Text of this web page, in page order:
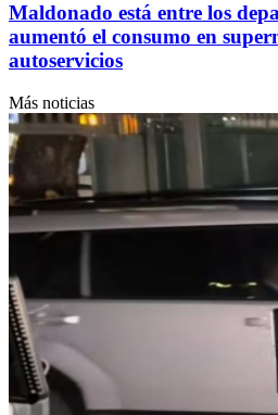
Maldonado está entre los
aumentó el consumo en
autoservicios
Más noticias